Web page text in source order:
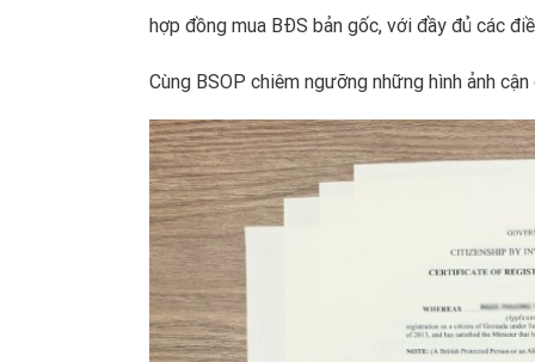
hợp đồng mua BĐS bản gốc, với đầy đủ các
Cùng BSOP chiêm ngưỡng những hình ảnh